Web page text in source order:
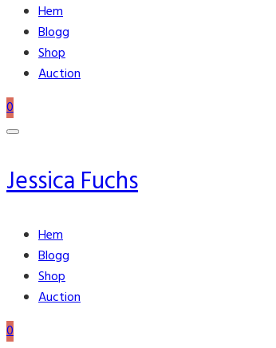
Hem
Blogg
Shop
Auction
0
Jessica Fuchs
Hem
Blogg
Shop
Auction
0